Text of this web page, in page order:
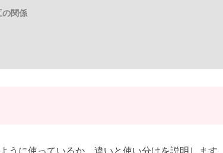
の関係